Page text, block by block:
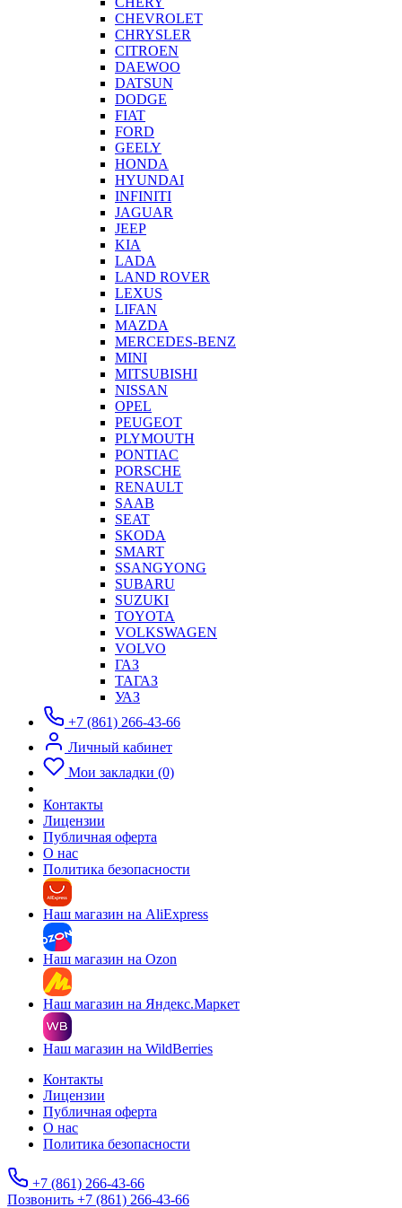
CHEVROLET
CHRYSLER
CITROEN
DAEWOO
DATSUN
DODGE
FIAT
FORD
GEELY
HONDA
HYUNDAI
INFINITI
JAGUAR
JEEP
KIA
LADA
LAND ROVER
LEXUS
LIFAN
MAZDA
MERCEDES-BENZ
MINI
MITSUBISHI
NISSAN
OPEL
PEUGEOT
PLYMOUTH
PONTIAC
PORSCHE
RENAULT
SAAB
SEAT
SKODA
SMART
SSANGYONG
SUBARU
SUZUKI
TOYOTA
VOLKSWAGEN
VOLVO
ГАЗ
ТАГАЗ
УАЗ
+7 (861) 266-43-66
Личный кабинет
Мои закладки (0)
Контакты
Лицензии
Публичная оферта
О нас
Политика безопасности
Наш магазин на AliExpress
Наш магазин на Ozon
Наш магазин на Яндекс.Маркет
Наш магазин на WildBerries
Контакты
Лицензии
Публичная оферта
О нас
Политика безопасности
+7 (861) 266-43-66
Позвонить +7 (861) 266-43-66